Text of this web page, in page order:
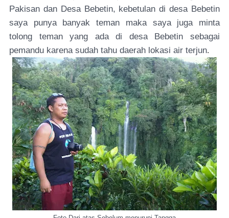
Pakisan dan Desa Bebetin, kebetulan di desa Bebetin
saya punya banyak teman maka saya juga minta
tolong teman yang ada di desa Bebetin sebagai
pemandu karena sudah tahu daerah lokasi air terjun.